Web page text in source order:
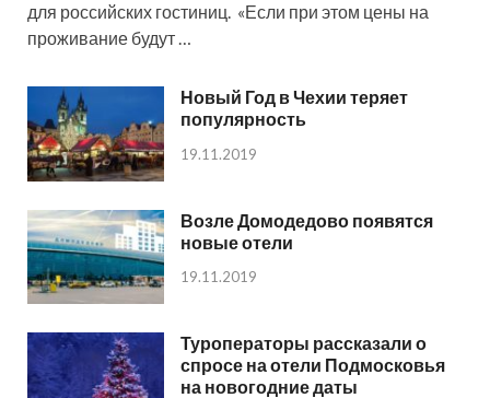
для российских гостиниц. «Если при этом цены на
проживание будут …
Новый Год в Чехии теряет
популярность
19.11.2019
Возле Домодедово появятся
новые отели
19.11.2019
Туроператоры рассказали о
спросе на отели Подмосковья
на новогодние даты